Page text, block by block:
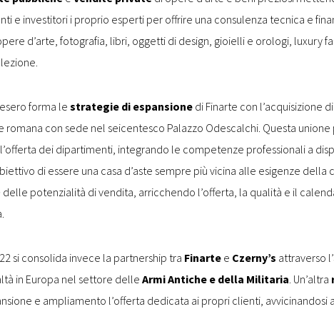
e investitori i proprio esperti per offrire una consulenza tecnica e
d’arte, fotografia, libri, oggetti di design, gioielli e orologi, luxury
forma le strategie di espansione di Finarte con l’acquisizione di
romana con sede nel seicentesco Palazzo Odescalchi. Questa unione
dei dipartimenti, integrando le competenze professionali a
di essere una casa d’aste sempre più vicina alle esigenze della
potenzialità di vendita, arricchendo l’offerta, la qualità e il
si consolida invece la partnership tra Finarte e Czerny’s attraverso
in Europa nel settore delle Armi Antiche e della Militaria. Un’altra
e ampliamento l’offerta dedicata ai propri clienti, avvicinandosi